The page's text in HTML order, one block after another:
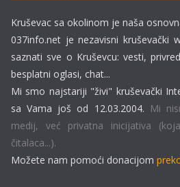
Kruševac sa okolinom je naša
037info.net je nezavisni kruševački
saznati sve o Kruševcu: vesti,
besplatni oglasi, chat...
Mi smo najstariji "živi" kruševački
sa Vama još od 12.03.2004. Mi
medij, već privatna inicijativa
čitalaca...).
Možete nam pomoći donacijom